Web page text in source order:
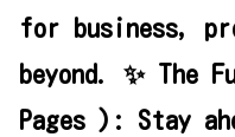
for business,
beyond. ✨ The
Pages ): Stay